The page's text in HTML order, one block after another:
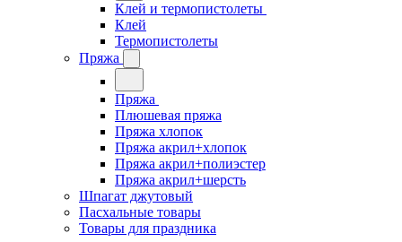
Клей и термопистолеты
Клей
Термопистолеты
Пряжа
Пряжа
Плюшевая пряжа
Пряжа хлопок
Пряжа акрил+хлопок
Пряжа акрил+полиэстер
Пряжа акрил+шерсть
Шпагат джутовый
Пасхальные товары
Товары для праздника